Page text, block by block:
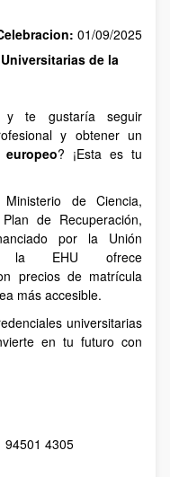
01/09/2025
de la
te gustaría seguir
y obtener un
? ¡Esta es tu
de Ciencia,
de Recuperación,
por la Unión
la EHU ofrece
precios de matrícula
más accesible.
universitarias
en tu futuro con
4305